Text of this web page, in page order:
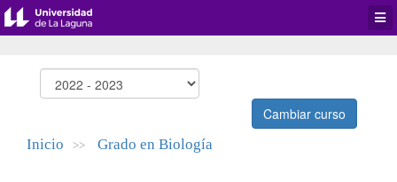
Cambiar curso
Inicio >> Grado en Biología